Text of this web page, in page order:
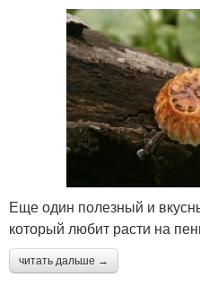
Еще один полезный и
который любит расти на
читать дальше →